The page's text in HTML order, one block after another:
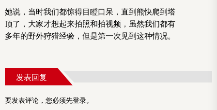
她说，当时我们都惊得目瞪口呆，直到熊快爬到塔
顶了，大家才想起来拍照和拍视频，虽然我们都有
多年的野外狩猎经验，但是第一次见到这种情况。
发表回复
要发表评论，您必须先登录。